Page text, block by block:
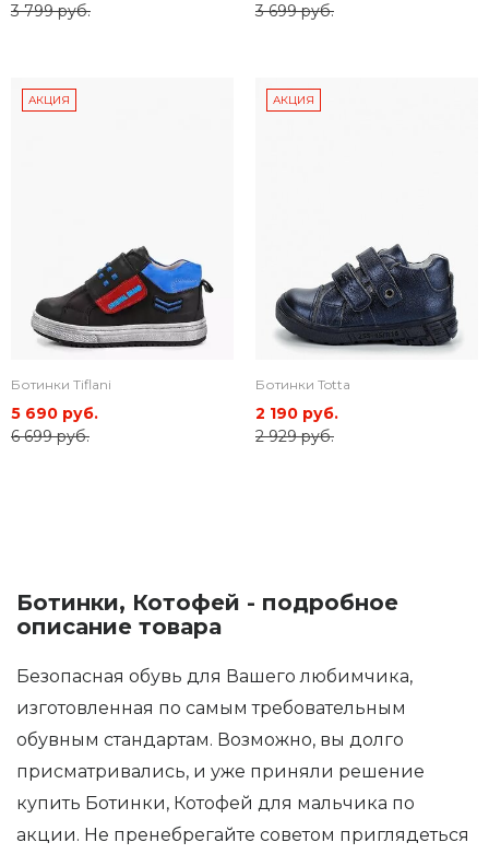
3 799 руб. 3 699 руб.
АКЦИЯ
Ботинки Tiflani
5 690 руб.
6 699 руб.
АКЦИЯ
Ботинки Totta
2 190 руб.
2 929 руб.
Ботинки, Котофей - подробное
описание товара
Безопасная обувь для Вашего любимчика,
изготовленная по самым требовательным
обувным стандартам. Возможно, вы долго
присматривались, и уже приняли решение
купить Ботинки, Котофей для мальчика по
акции. Не пренебрегайте советом приглядеться